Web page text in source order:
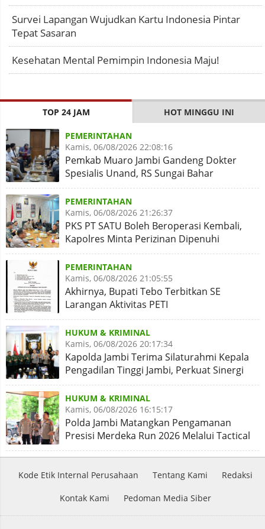
Survei Lapangan Wujudkan Kartu Indonesia Pintar
Tepat Sasaran
Kesehatan Mental Pemimpin Indonesia Maju!
TOP 24 JAM HOT MINGGU INI
PEMERINTAHAN
Kamis, 06/08/2026 22:08:16
Pemkab Muaro Jambi Gandeng Dokter
Spesialis Unand, RS Sungai Bahar
Disiapkan Naik Kelas
PEMERINTAHAN
Kamis, 06/08/2026 21:26:37
PKS PT SATU Boleh Beroperasi Kembali,
Kapolres Minta Perizinan Dipenuhi
PEMERINTAHAN
Kamis, 06/08/2026 21:05:55
Akhirnya, Bupati Tebo Terbitkan SE
Larangan Aktivitas PETI
HUKUM & KRIMINAL
Kamis, 06/08/2026 20:17:34
Kapolda Jambi Terima Silaturahmi Kepala
Pengadilan Tinggi Jambi, Perkuat Sinergi
Antar Lembaga
HUKUM & KRIMINAL
Kamis, 06/08/2026 16:15:17
Polda Jambi Matangkan Pengamanan
Presisi Merdeka Run 2026 Melalui Tactical
Floor Game
Kode Etik Internal Perusahaan Tentang Kami Redaksi
Kontak Kami Pedoman Media Siber